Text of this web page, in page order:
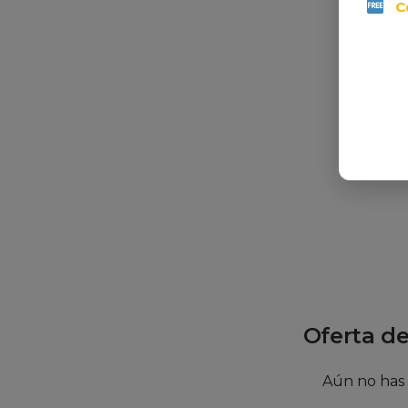
Oferta
Aún no